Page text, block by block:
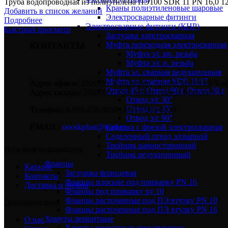
Краны полиэтиленовые шаровые
Электросварные фитинги
Электросварные фитинги (КНР)
Заглушка электросварная
Муфта переходная
Муфта э/с вн. резьба
Муфта э/с н. резьба
Муфта эл. cварная редукционная
Муфта эл. сварная SDR 11/17
Отвод 45 г, Отвод 90 г, Отвод 30 г
Отвод э/с 30°
Отвод э/с 45°
Отвод э/с 90°
Седелка с фрезой электросварная
Седелочный отвод э/сварной
Тройник равносторонний
Тройник редукционный
Фланцы
Заглушка фланцевая
Фланцы плоские под приварку PN 16
Фланцы под приварку ру 10
Фланцы расточенные под ПЭ втулку PN 10
Фланцы расточенные под ПЭ втулку PN 16
Хомуты ремонтные
Труба водопроводная из полиэтилена ПЭ100 SDR 11 PN 16,0
Добавить в список желаний
Подробнее
Быстрый просмотр
350039 г. Краснодар, проезд Майский 5
350039 г. Краснодар, проезд Майский 3.
8-918-270-8838 | 8-918-093-8838
oooskplast@mail.ru
Каталог
Контакты
Доставка и оплата
О нас